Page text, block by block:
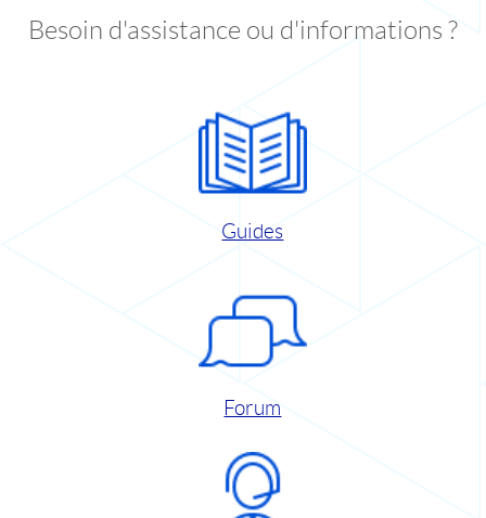
Besoin d'assistance ou d'informations ?
Guides
Forum